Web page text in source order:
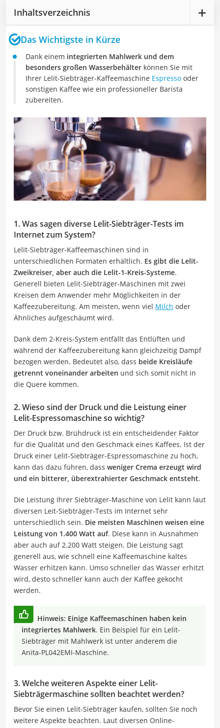
Inhaltsverzeichnis
Das Wichtigste in Kürze
Dank einem integrierten Mahlwerk und dem
besonders großen Wasserbehälter können Sie mit
Ihrer Lelit-Siebträger-Kaffeemaschine Espresso oder
sonstigen Kaffee wie ein professioneller Barista
zubereiten.
1. Was sagen diverse Lelit-Siebträger-Tests im
Internet zum System?
Lelit-Siebträger-Kaffeemaschinen sind in
unterschiedlichen Formaten erhältlich. Es gibt die Lelit-
Zweikreiser, aber auch die Lelit-1-Kreis-Systeme.
Generell bieten Lelit-Siebträger-Maschinen mit zwei
Kreisen dem Anwender mehr Möglichkeiten in der
Kaffeezubereitung. Am meisten, wenn viel Milch oder
Ähnliches aufgeschäumt wird.
Dank dem 2-Kreis-System entfällt das Entlüften und
während der Kaffeezubereitung kann gleichzeitig Dampf
bezogen werden. Bedeutet also, dass beide Kreisläufe
getrennt voneinander arbeiten und sich somit nicht in
die Quere kommen.
2. Wieso sind der Druck und die Leistung einer
Lelit-Espressomaschine so wichtig?
Der Druck bzw. Brühdruck ist ein entscheidender Faktor
für die Qualität und den Geschmack eines Kaffees. Ist der
Druck einer Lelit-Siebträger-Espressomaschine zu hoch,
kann das dazu führen, dass weniger Crema erzeugt wird
und ein bitterer, überextrahierter Geschmack entsteht.
Die Leistung Ihrer Siebträger-Maschine von Lelit kann laut
diversen Leit-Siebträger-Tests im Internet sehr
unterschiedlich sein. Die meisten Maschinen weisen eine
Leistung von 1.400 Watt auf. Diese kann in Ausnahmen
aber auch auf 2.200 Watt steigen. Die Leistung sagt
generell aus, wie schnell eine Kaffeemaschine kaltes
Wasser erhitzen kann. Umso schneller das Wasser erhitzt
wird, desto schneller kann auch der Kaffee gekocht
werden.
Hinweis: Einige Kaffeemaschinen haben kein
integriertes Mahlwerk. Ein Beispiel für ein Lelit-
Siebträger mit Mahlwerk ist unter anderem die
Anita-PL042EMI-Maschine.
3. Welche weiteren Aspekte einer Lelit-
Siebträgermaschine sollten beachtet werden?
Bevor Sie einen Lelit-Siebträger kaufen, sollten Sie noch
weitere Aspekte beachten. Laut diversen Online-